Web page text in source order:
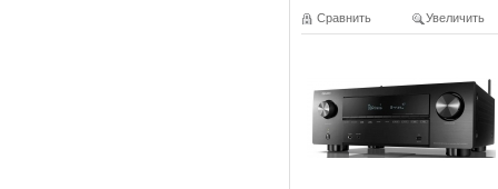
Сравнить Увеличить